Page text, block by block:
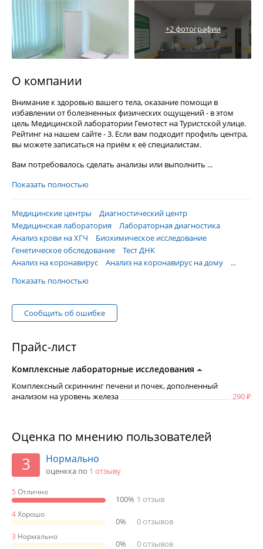
+2 фотографии
О компании
Внимание к здоровью вашего тела, оказание помощи в
избавлении от болезненных физических ощущений - в этом
цель Медицинской лаборатории Гемотест на Туристской улице.
Рейтинг на нашем сайте - 3. Если вам подходит профиль центра,
вы можете записаться на приём к её специалистам.
Вам потребовалось сделать анализы или выполнить ...
Показать полностью
Медицинские центры
Диагностический центр
Медицинская лаборатория
Лабораторная диагностика
Анализ крови на ХГЧ
Биохимическое исследование
Генетическое обследование
Тест ДНК
Анализ на коронавирус
Анализ на коронавирус на дому ...
Показать полностью
Сообщить об ошибке
Прайс-лист
Комплексные лабораторные исследования
Комплексный скриннинг печени и почек, дополненный
анализом на уровень железа
290
Оценка по мнению пользователей
3 Нормально
оценкка по 1 отзыву
5 Отлично
100% 1 отзыв
4 Хорошо
0% 0 отзывов
3 Нормально
0% 0 отзывов